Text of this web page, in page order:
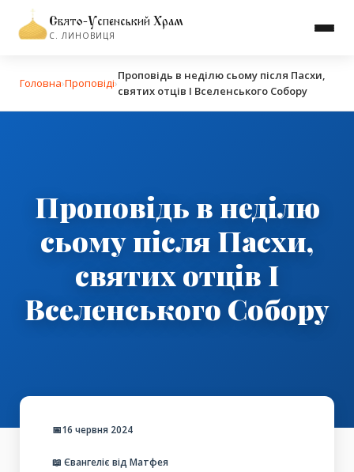
Свято-Успенський Храм
С. ЛИНОВИЦЯ
Головна›Проповіді›
Проповідь в неділю сьому після Пасхи,
святих отців І Вселенського Собору
Проповідь в неділю
сьому після Пасхи,
святих отців І
Вселенського Собору
📅16 червня 2024
📖 Євангеліє від Матфея